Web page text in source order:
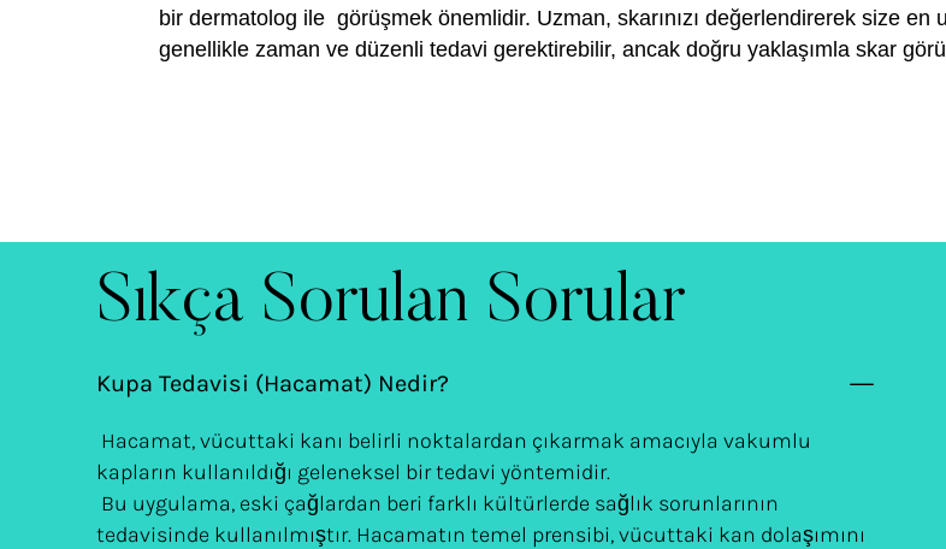
bir dermatolog ile görüşmek önemlidir. Uzman, skarınızı değerlendirerek size en
genellikle zaman ve düzenli tedavi gerektirebilir, ancak doğru yaklaşımla skar
Sıkça Sorulan Sorular
Kupa Tedavisi (Hacamat) Nedir?
Hacamat, vücuttaki kanı belirli noktalardan çıkarmak amacıyla vakumlu
kapların kullanıldığı geleneksel bir tedavi yöntemidir.
Bu uygulama, eski çağlardan beri farklı kültürlerde sağlık sorunlarının
tedavisinde kullanılmıştır. Hacamatın temel prensibi, vücuttaki kan dolaşımını